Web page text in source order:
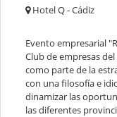
Hotel Q - Cádiz
Evento empresarial
Club de empresas del
como parte de la
con una filosofía e
dinamizar las
las diferentes